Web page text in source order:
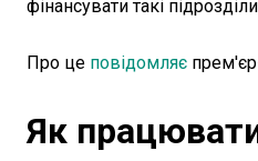
фінансувати такі
Про це повідомляє
Як